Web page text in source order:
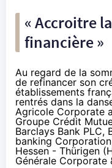
« Accroitre
financière »
Au regard de la
de refinancer son
établissements
rentrés dans la
Agricole Corporate
Groupe Crédit
Barclays Bank PLC,
banking
Hessen - Thürigen
Générale Corporate